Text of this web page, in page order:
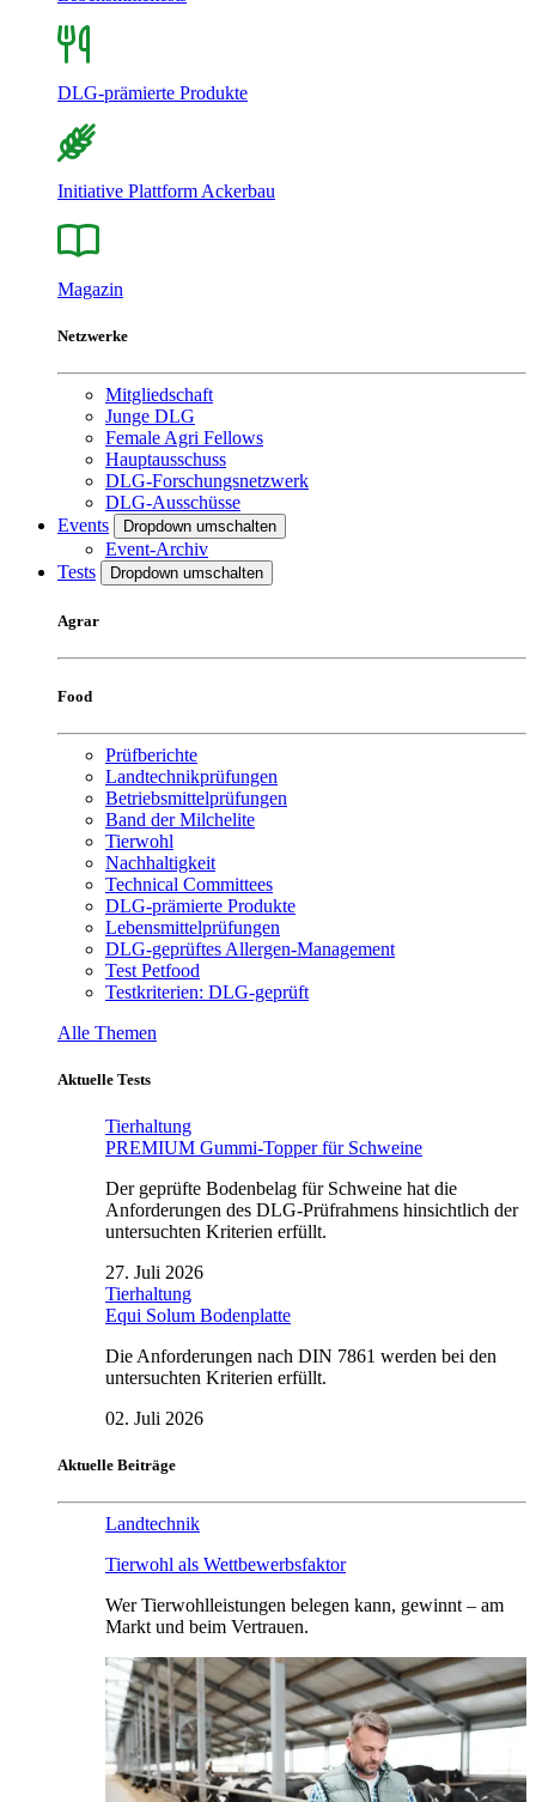
DLG-prämierte Produkte
Initiative Plattform Ackerbau
Magazin
Netzwerke
Mitgliedschaft
Junge DLG
Female Agri Fellows
Hauptausschuss
DLG-Forschungsnetzwerk
DLG-Ausschüsse
Events
Dropdown umschalten
Event-Archiv
Tests
Dropdown umschalten
Agrar
Food
Prüfberichte
Landtechnikprüfungen
Betriebsmittelprüfungen
Band der Milchelite
Tierwohl
Nachhaltigkeit
Technical Committees
DLG-prämierte Produkte
Lebensmittelprüfungen
DLG-geprüftes Allergen-Management
Test Petfood
Testkriterien: DLG-geprüft
Alle Themen
Aktuelle Tests
Tierhaltung
PREMIUM Gummi-Topper für Schweine
Der geprüfte Bodenbelag für Schweine hat die
Anforderungen des DLG-Prüfrahmens hinsichtlich der
untersuchten Kriterien erfüllt.
27. Juli 2026
Tierhaltung
Equi Solum Bodenplatte
Die Anforderungen nach DIN 7861 werden bei den
untersuchten Kriterien erfüllt.
02. Juli 2026
Aktuelle Beiträge
Landtechnik
Tierwohl als Wettbewerbsfaktor
Wer Tierwohlleistungen belegen kann, gewinnt – am
Markt und beim Vertrauen.